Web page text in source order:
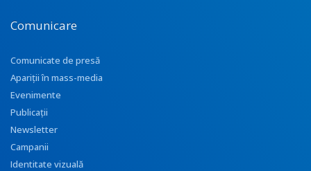
Comunicare
Comunicate de presă
Apariţii în mass-media
Evenimente
Publicații
Newsletter
Campanii
Identitate vizuală